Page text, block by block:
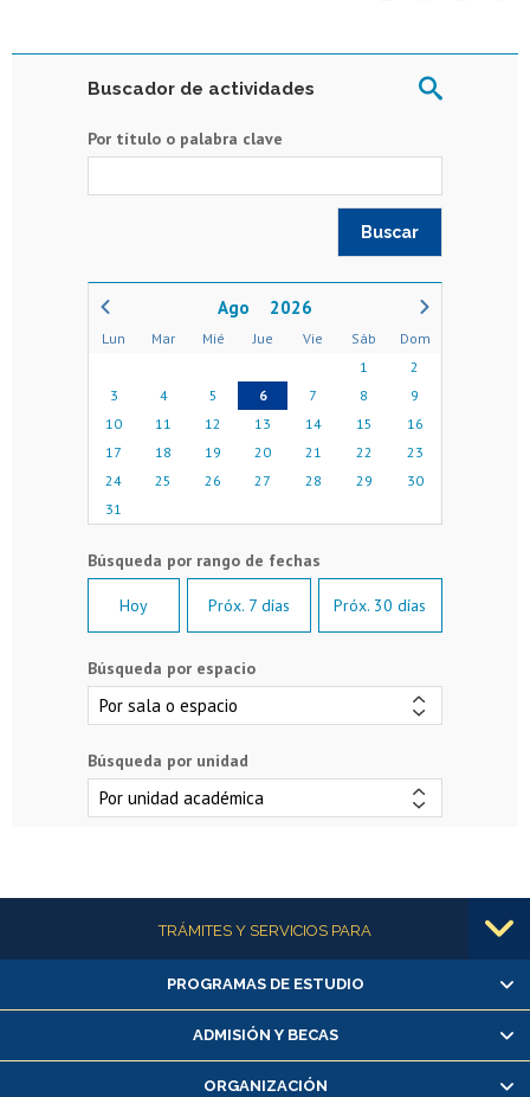
Buscador de actividades
Por título o palabra clave
2026
Lun Mar Mié Jue Vie Sáb
Dom
1
2
3
4 5 6 7 8
9
10
11 12 13 14 15
16
17
18 19 20 21 22
23
24
25 26 27 28 29
30
31
Hoy Próx. 7 días Próx. 30 días
Búsqueda por espacio
Búsqueda por unidad
Más informaciónTRÁMITES Y SERVICIOS PARA
Alumnas/os y exalumnas/os
Matrícula en línea
Inscripción y cambio de asignaturas
Consulta y certificado de notas
PROGRAMAS DE ESTUDIO
ADMISIÓN Y BECAS
ORGANIZACIÓN